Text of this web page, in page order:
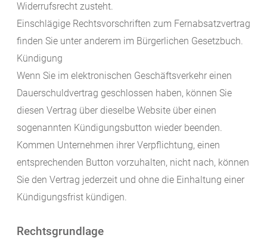
Widerrufsrecht zusteht.
Einschlägige Rechtsvorschriften zum Fernabsatzvertrag
finden Sie unter anderem im Bürgerlichen Gesetzbuch.
Kündigung
Wenn Sie im elektronischen Geschäftsverkehr einen
Dauerschuldvertrag geschlossen haben, können Sie
diesen Vertrag über dieselbe Website über einen
sogenannten Kündigungsbutton wieder beenden.
Kommen Unternehmen ihrer Verpflichtung, einen
entsprechenden Button vorzuhalten, nicht nach, können
Sie den Vertrag jederzeit und ohne die Einhaltung einer
Kündigungsfrist kündigen.
Rechtsgrundlage